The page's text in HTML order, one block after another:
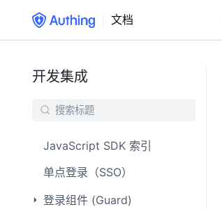
文档
开发集成
JavaScript SDK 索引
单点登录（SSO）
登录组件 (Guard)